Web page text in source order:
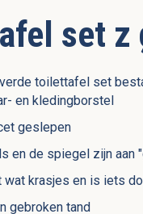
set z
toilettafel set
en kledingborstel
geslepen
en de spiegel zijn aan
krasjes en is iets
gebroken tand